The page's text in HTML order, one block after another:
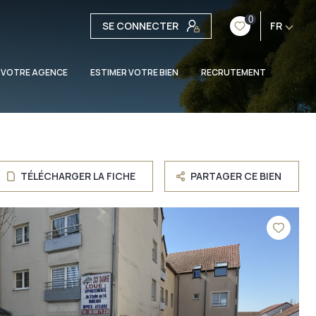
SE CONNECTER 0 FR
AGENCE ESTIMER VOTRE BIEN RECRUTEMENT
TÉLÉCHARGER LA FICHE PARTAGER CE BIEN